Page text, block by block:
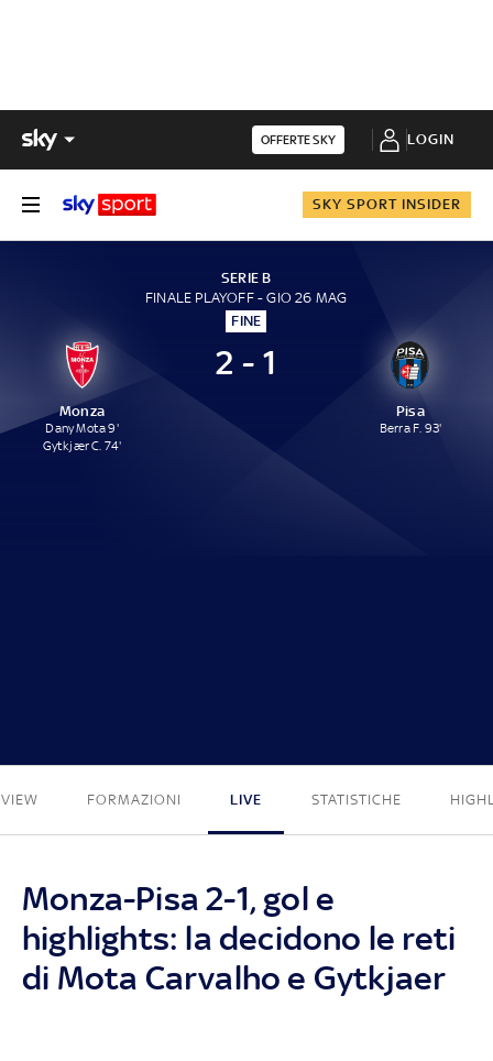
OFFERTE SKY LOGIN
SKY SPORT INSIDER
SERIE B
FINALE PLAYOFF - GIO 26 MAG
FINE
Monza
Dany Mota 9'
Gytkjær C. 74'
2 - 1
Pisa
Berra F. 93'
FORMAZIONI LIVE STATISTICHE
Monza-Pisa 2-1, gol e
highlights: la decidono le reti
di Mota Carvalho e Gytkjaer